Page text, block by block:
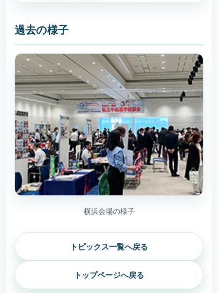
過去の様子
横浜会場の様子
トピックス一覧へ戻る
トップページへ戻る